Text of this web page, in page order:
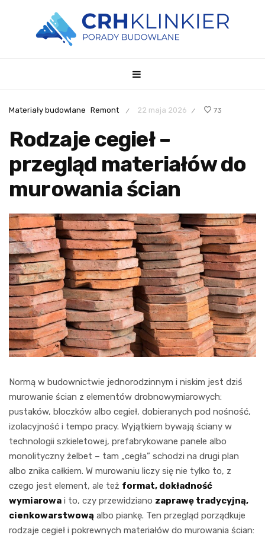
Materiały budowlane Remont / 22 maja 2026 / 73
Rodzaje cegieł –
przegląd materiałów do
murowania ścian
Normą w budownictwie jednorodzinnym i niskim jest dziś
murowanie ścian z elementów drobnowymiarowych:
pustaków, bloczków albo cegieł, dobieranych pod nośność,
izolacyjność i tempo pracy. Wyjątkiem bywają ściany w
technologii szkieletowej, prefabrykowane panele albo
monolityczny żelbet – tam „cegła” schodzi na drugi plan
albo znika całkiem. W murowaniu liczy się nie tylko to, z
czego jest element, ale też format, dokładność
wymiarowa i to, czy przewidziano zaprawę tradycyjną,
cienkowarstwową albo piankę. Ten przegląd porządkuje
rodzaje cegieł i pokrewnych materiałów do murowania ścian: